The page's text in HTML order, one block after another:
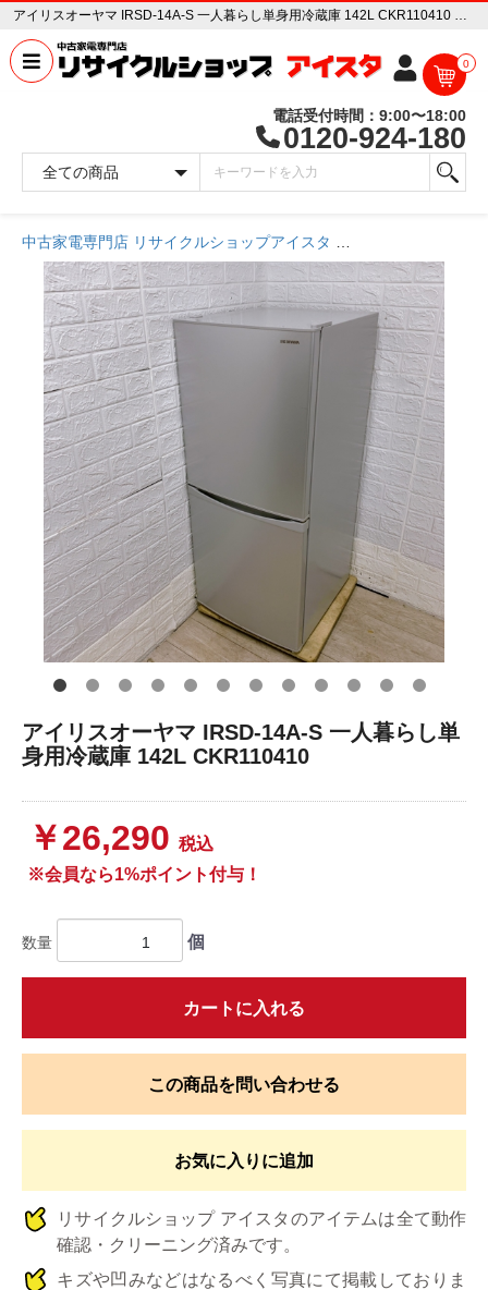
アイリスオーヤマ IRSD-14A-S 一人暮らし単身用冷蔵庫 142L CKR110410 中古家電販売専門店 リサイクルショップ アイスタ
0
電話受付時間：9:00〜18:00
0120-924-180
中古家電専門店 リサイクルショップアイスタ
アイリスオーヤマ IRSD-14A-S 一人暮らし単
身用冷蔵庫 142L CKR110410
￥26,290 税込
※会員なら1%ポイント付与！
数量 個
カートに入れる
この商品を問い合わせる
お気に入りに追加
リサイクルショップ アイスタのアイテムは全て動作
確認・クリーニング済みです。
キズや凹みなどはなるべく写真にて掲載しておりま